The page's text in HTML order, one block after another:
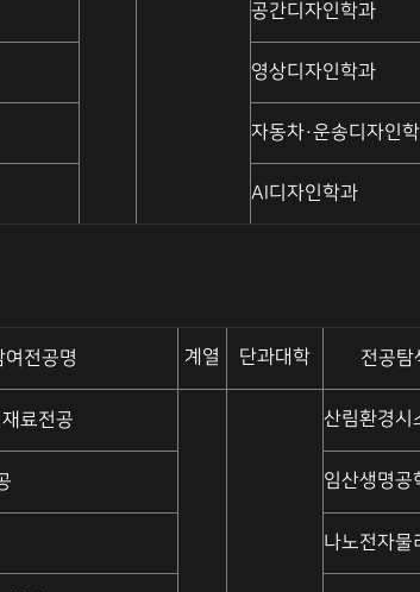
공간디자인학과
영상디자인학과
자동차·운송디자인
AI디자인학과
여전공명 계열 단과대학 전공탐
료전공 산림환경시
임산생명공
나노전자물